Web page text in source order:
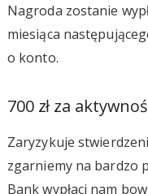
Nagroda zostanie
miesiąca
o konto.
700 zł za
Zaryzykuje
zgarniemy na bardzo
Bank wypłaci nam